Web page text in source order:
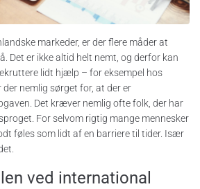
markeder, er der flere måder at
Det er ikke altid helt nemt, og derfor kan
lidt hjælp – for eksempel hos
der nemlig sørget for, at der er
Det kræver nemlig ofte folk, der har
For selvom rigtig mange mennesker
føles som lidt af en barriere til tider. Især
ved international